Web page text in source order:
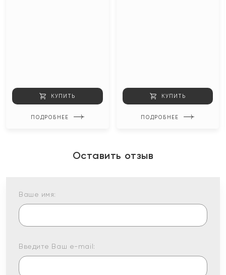
КУПИТЬ
ПОДРОБНЕЕ
КУПИТЬ
ПОДРОБНЕЕ
Оставить отзыв
Ваше имя:
Введите Ваш e-mail: